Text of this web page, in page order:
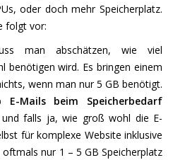
oder doch mehr Speicherplatz.
folgt vor:
man abschätzen, wie viel
benötigen wird. Es bringen einem
wenn man nur 5 GB benötigt.
E-Mails beim Speicherbedarf
falls ja, wie groß wohl die E-
für komplexe Website inklusive
nur 1 – 5 GB Speicherplatz